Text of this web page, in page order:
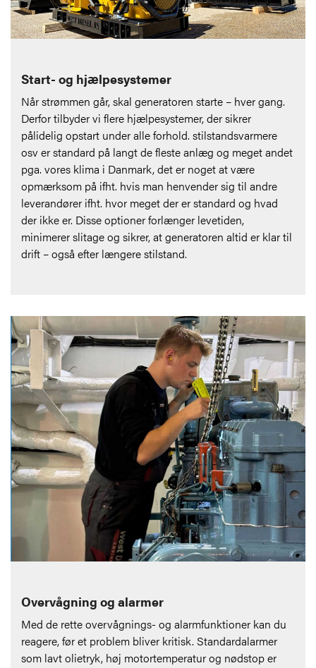
Start- og hjælpesystemer
Når strømmen går, skal generatoren starte – hver gang.
Derfor tilbyder vi flere hjælpesystemer, der sikrer
pålidelig opstart under alle forhold. stilstandsvarmere
osv er standard på langt de fleste anlæg og meget andet
pga. vores klima i Danmark, det er noget at være
opmærksom på ifht. hvis man henvender sig til andre
leverandører ifht. hvor meget der er standard og hvad
der ikke er. Disse optioner forlænger levetiden,
minimerer slitage og sikrer, at generatoren altid er klar til
drift – også efter længere stilstand.
Overvågning og alarmer
Med de rette overvågnings- og alarmfunktioner kan du
reagere, før et problem bliver kritisk. Standardalarmer
som lavt olietryk, høj motortemperatur og nødstop er